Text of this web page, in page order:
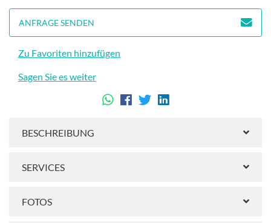
ANFRAGE SENDEN
Zu Favoriten hinzufügen
Sagen Sie es weiter
BESCHREIBUNG
SERVICES
FOTOS